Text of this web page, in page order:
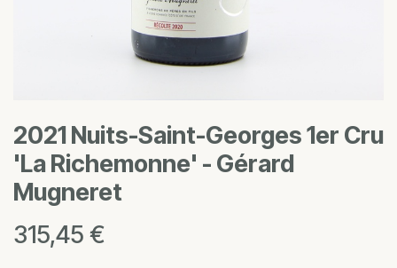
2021 Nuits-Saint-Georges 1er Cru
'La Richemonne' - Gérard
Mugneret
315,45 €